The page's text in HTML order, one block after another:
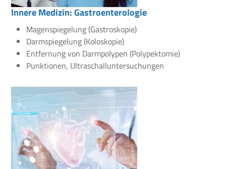
Innere Medizin: Gastroenterologie
Magenspiegelung (Gastroskopie)
Darmspiegelung (Koloskopie)
Entfernung von Darmpolypen (Polypektomie)
Punktionen, Ultraschalluntersuchungen